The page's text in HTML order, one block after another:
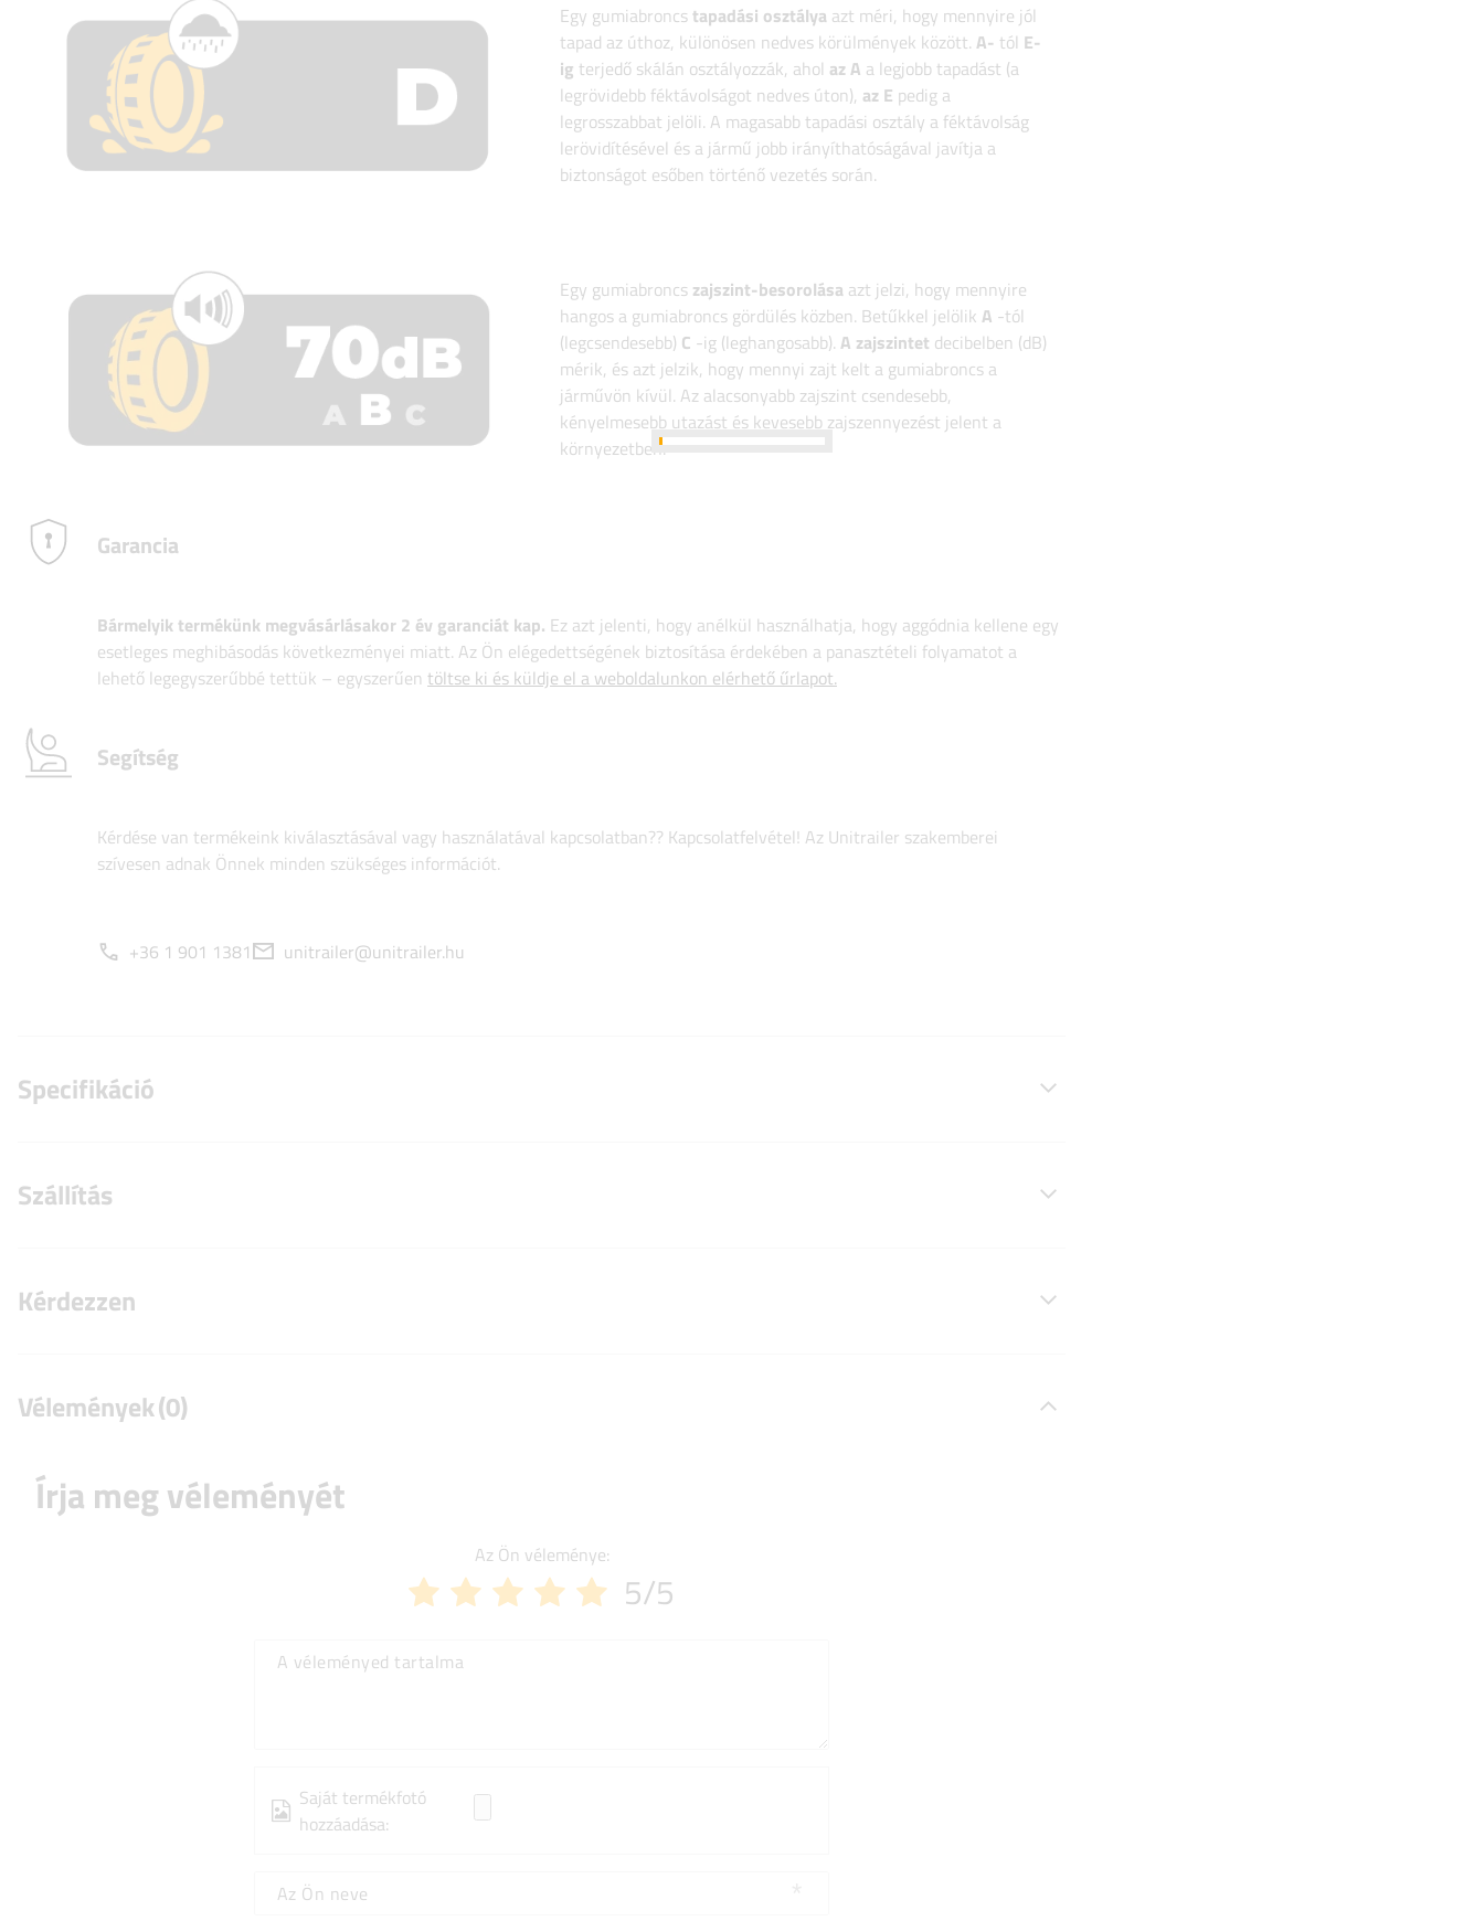
Egy gumiabroncstapadási osztályaazt méri, hogy mennyire jól
tapad az úthoz, különösen nedves körülmények között. A- tól E-
ig terjedő skálán osztályozzák, ahol az A a legjobb tapadást (a
legrövidebb féktávolságot nedves úton), az E pedig a
legrosszabbat jelöli. A magasabb tapadási osztály a féktávolság
lerövidítésével és a jármű jobb irányíthatóságával javítja a
biztonságot esőben történő vezetés során.
Egy gumiabroncs zajszint-besorolásaazt jelzi, hogy mennyire
hangos a gumiabroncs gördülés közben. Betűkkel jelölik A -tól
(legcsendesebb) C -ig (leghangosabb). A zajszintet decibelben (dB)
mérik, és azt jelzik, hogy mennyi zajt kelt a gumiabroncs a
járművön kívül. Az alacsonyabb zajszint csendesebb,
kényelmesebb utazást és kevesebb zajszennyezést jelent a
környezetben.
Garancia
Bármelyik termékünk megvásárlásakor 2 év garanciát kap. Ez azt jelenti, hogy anélkül használhatja, hogy aggódnia kellene egy
esetleges meghibásodás következményei miatt. Az Ön elégedettségének biztosítása érdekében a panasztételi folyamatot a
lehető legegyszerűbbé tettük – egyszerűen töltse ki és küldje el a weboldalunkon elérhető űrlapot.
Segítség
Kérdése van termékeink kiválasztásával vagy használatával kapcsolatban?? Kapcsolatfelvétel! Az Unitrailer szakemberei
szívesen adnak Önnek minden szükséges információt.
+36 1 901 1381 unitrailer@unitrailer.hu
Specifikáció
Szállítás
Kérdezzen
Vélemények(0)
Írja meg véleményét
Az Ön véleménye:
5/5
A véleményed tartalma
Saját termékfotó
hozzáadása:
Az Ön neve